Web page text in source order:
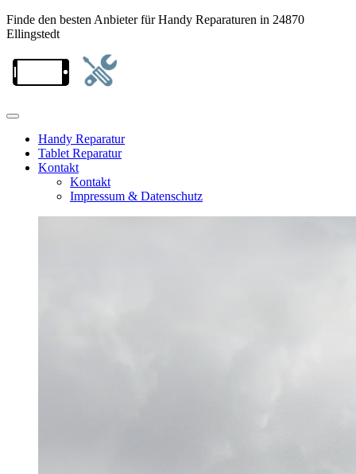
Finde den besten Anbieter für Handy Reparaturen in 24870
Ellingstedt
Handy Reparatur
Tablet Reparatur
Kontakt
Kontakt
Impressum & Datenschutz